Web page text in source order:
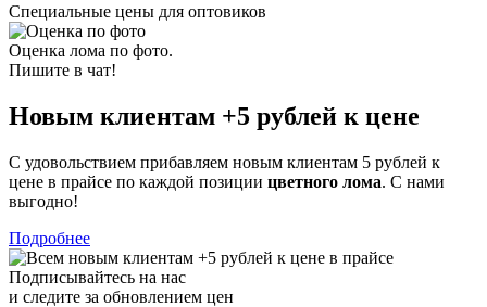
Специальные цены для оптовиков
Оценка лома по фото.
Пишите в чат!
Новым клиентам +5 рублей к цене
С удовольствием прибавляем новым клиентам 5 рублей к
цене в прайсе по каждой позиции цветного лома. С нами
выгодно!
Подробнее
Подписывайтесь на нас
и следите за обновлением цен